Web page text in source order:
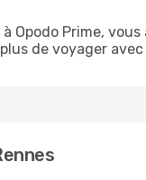
Opodo Prime,
de voyager